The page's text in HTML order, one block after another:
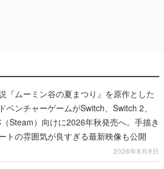
『ムーミン谷の夏まつり』を原作とした
ベンチャーゲームがSwitch、Switch 2、
Steam）向けに2026年秋発売へ。手描き
トの雰囲気が良すぎる最新映像も公開
2026年8月9日